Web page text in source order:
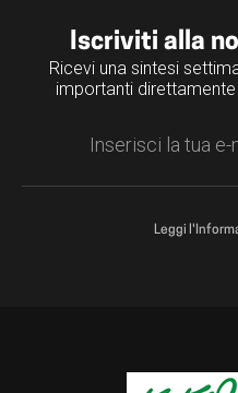
Iscriviti alla
Ricevi una sintesi
importanti
Leggi